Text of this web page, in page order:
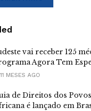
vai receber 125
Agora Tem
MESES AGO
de Direitos dos
é lançado em